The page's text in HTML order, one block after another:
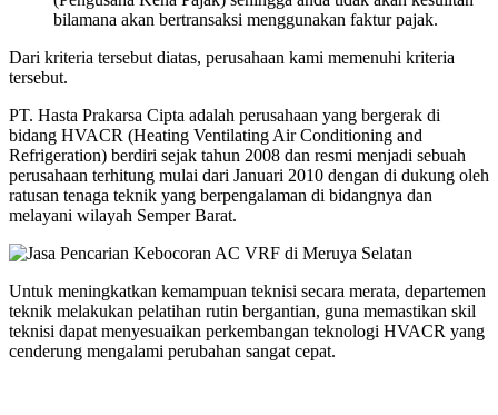
bilamana akan bertransaksi menggunakan faktur pajak.
Dari kriteria tersebut diatas, perusahaan kami memenuhi kriteria
tersebut.
PT. Hasta Prakarsa Cipta adalah perusahaan yang bergerak di
bidang HVACR (Heating Ventilating Air Conditioning and
Refrigeration) berdiri sejak tahun 2008 dan resmi menjadi sebuah
perusahaan terhitung mulai dari Januari 2010 dengan di dukung oleh
ratusan tenaga teknik yang berpengalaman di bidangnya dan
melayani wilayah Semper Barat.
Untuk meningkatkan kemampuan teknisi secara merata, departemen
teknik melakukan pelatihan rutin bergantian, guna memastikan skil
teknisi dapat menyesuaikan perkembangan teknologi HVACR yang
cenderung mengalami perubahan sangat cepat.